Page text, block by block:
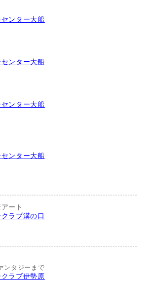
ンター大船
ンター大船
ンター大船
ンター大船
ート
ラブ溝の口
ンタジーまで
ラブ伊勢原